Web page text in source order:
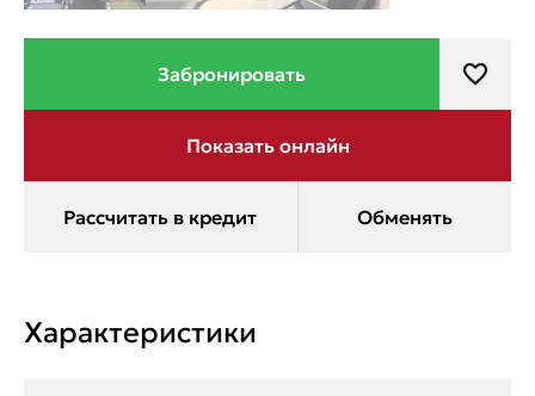
Характеристики